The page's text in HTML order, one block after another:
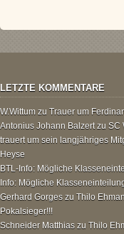
LETZTE KOMMENTARE
W.Wittum zu Trauer um
Antonius Johann Balzertzu SC
trauert um sein langjähriges
Heyse
BTL-Info: Mögliche
Info: Mögliche
Gerhard Gorges zu Thilo
Pokalsieger!!!
Schneider Matthias zu Thilo